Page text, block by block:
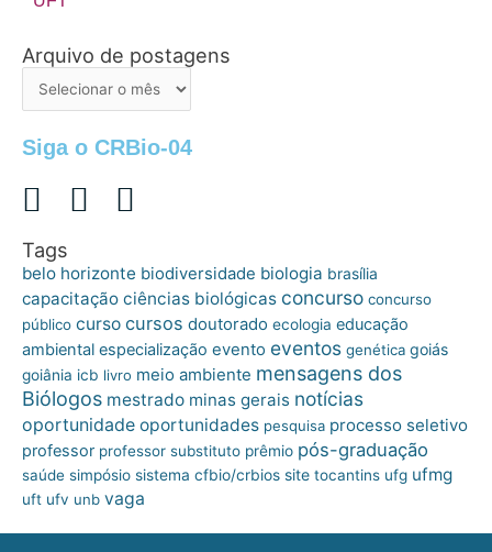
Arquivo de postagens
Arquivo
Siga o CRBio-04
Tags
belo horizonte biodiversidade biologia brasília
capacitação ciências biológicas concurso concurso
público curso cursos doutorado ecologia educação
ambiental especialização evento eventos genética goiás
goiânia icb livro meio ambiente mensagens dos
Biólogos mestrado minas gerais notícias
oportunidade oportunidades pesquisa processo seletivo
professor professor substituto prêmio pós-graduação
saúde simpósio sistema cfbio/crbios site tocantins ufg ufmg
uft ufv unb vaga